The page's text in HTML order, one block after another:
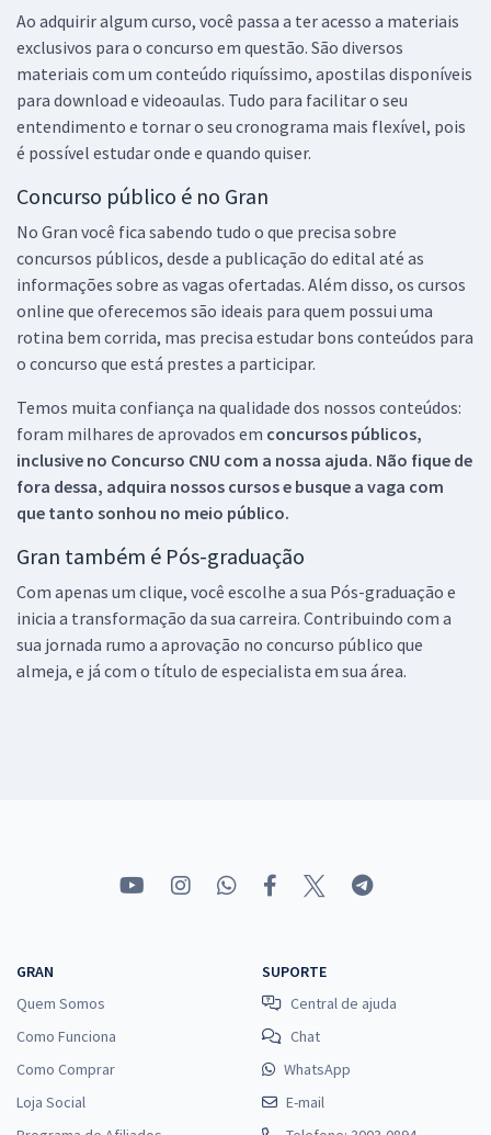
Ao adquirir algum curso, você passa a ter acesso a materiais
exclusivos para o concurso em questão. São diversos
materiais com um conteúdo riquíssimo, apostilas disponíveis
para download e videoaulas. Tudo para facilitar o seu
entendimento e tornar o seu cronograma mais flexível, pois
é possível estudar onde e quando quiser.
Concurso público é no Gran
No Gran você fica sabendo tudo o que precisa sobre
concursos públicos, desde a publicação do edital até as
informações sobre as vagas ofertadas. Além disso, os cursos
online que oferecemos são ideais para quem possui uma
rotina bem corrida, mas precisa estudar bons conteúdos para
o concurso que está prestes a participar.
Temos muita confiança na qualidade dos nossos conteúdos:
foram milhares de aprovados em concursos públicos,
inclusive no Concurso CNU com a nossa ajuda. Não fique de
fora dessa, adquira nossos cursos e busque a vaga com
que tanto sonhou no meio público.
Gran também é Pós-graduação
Com apenas um clique, você escolhe a sua Pós-graduação e
inicia a transformação da sua carreira. Contribuindo com a
sua jornada rumo a aprovação no concurso público que
almeja, e já com o título de especialista em sua área.
GRAN
Quem Somos
Como Funciona
Como Comprar
Loja Social
SUPORTE
Central de ajuda
Chat
WhatsApp
E-mail